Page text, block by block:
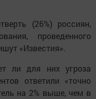
(26%) россиян,
проведенного
«Известия».
ли для них угроза
ответили «точно
на 2% выше, чем в